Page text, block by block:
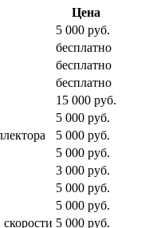
Цена
5 000 руб.
бесплатно
бесплатно
бесплатно
15 000 руб.
5 000 руб.
5 000 руб.
5 000 руб.
3 000 руб.
5 000 руб.
5 000 руб.
5 000 руб.